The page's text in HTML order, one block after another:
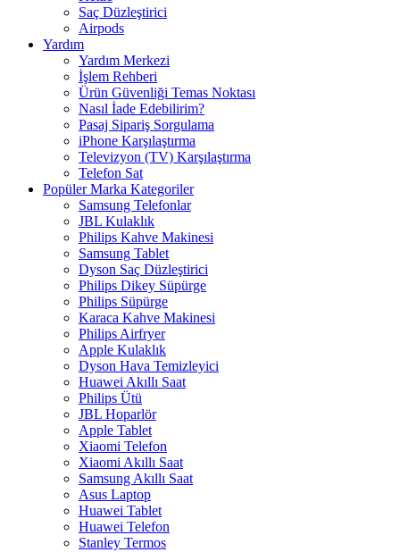
Saç Düzleştirici
Airpods
Yardım
Yardım Merkezi
İşlem Rehberi
Ürün Güvenliği Temas Noktası
Nasıl İade Edebilirim?
Pasaj Sipariş Sorgulama
iPhone Karşılaştırma
Televizyon (TV) Karşılaştırma
Telefon Sat
Popüler Marka Kategoriler
Samsung Telefonlar
JBL Kulaklık
Philips Kahve Makinesi
Samsung Tablet
Dyson Saç Düzleştirici
Philips Dikey Süpürge
Philips Süpürge
Karaca Kahve Makinesi
Philips Airfryer
Apple Kulaklık
Dyson Hava Temizleyici
Huawei Akıllı Saat
Philips Ütü
JBL Hoparlör
Apple Tablet
Xiaomi Telefon
Xiaomi Akıllı Saat
Samsung Akıllı Saat
Asus Laptop
Huawei Tablet
Huawei Telefon
Stanley Termos